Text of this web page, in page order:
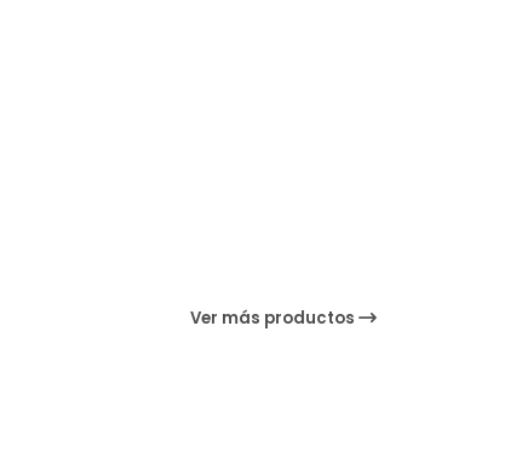
Ver más productos